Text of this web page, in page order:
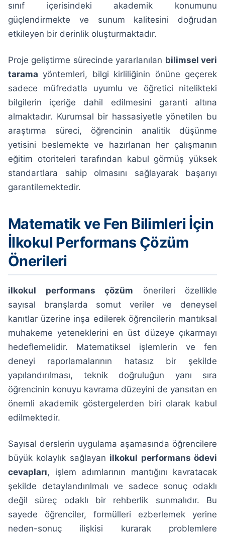
sınıf içerisindeki akademik konumunu
güçlendirmekte ve sunum kalitesini doğrudan
etkileyen bir derinlik oluşturmaktadır.
Proje geliştirme sürecinde yararlanılan bilimsel veri
tarama yöntemleri, bilgi kirliliğinin önüne geçerek
sadece müfredatla uyumlu ve öğretici nitelikteki
bilgilerin içeriğe dahil edilmesini garanti altına
almaktadır. Kurumsal bir hassasiyetle yönetilen bu
araştırma süreci, öğrencinin analitik düşünme
yetisini beslemekte ve hazırlanan her çalışmanın
eğitim otoriteleri tarafından kabul görmüş yüksek
standartlara sahip olmasını sağlayarak başarıyı
garantilemektedir.
Matematik ve Fen Bilimleri İçin
İlkokul Performans Çözüm
Önerileri
ilkokul performans çözüm önerileri özellikle
sayısal branşlarda somut veriler ve deneysel
kanıtlar üzerine inşa edilerek öğrencilerin mantıksal
muhakeme yeteneklerini en üst düzeye çıkarmayı
hedeflemelidir. Matematiksel işlemlerin ve fen
deneyi raporlamalarının hatasız bir şekilde
yapılandırılması, teknik doğruluğun yanı sıra
öğrencinin konuyu kavrama düzeyini de yansıtan en
önemli akademik göstergelerden biri olarak kabul
edilmektedir.
Sayısal derslerin uygulama aşamasında öğrencilere
büyük kolaylık sağlayan ilkokul performans ödevi
cevapları, işlem adımlarının mantığını kavratacak
şekilde detaylandırılmalı ve sadece sonuç odaklı
değil süreç odaklı bir rehberlik sunmalıdır. Bu
sayede öğrenciler, formülleri ezberlemek yerine
neden-sonuç ilişkisi kurarak problemlere